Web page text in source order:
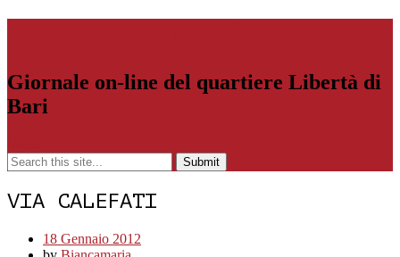
Giornale on-line del quartiere Libertà di
Bari
VIA CALEFATI
18 Gennaio 2012